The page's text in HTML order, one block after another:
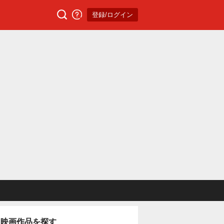
登録/ログイン
映画作品を探す